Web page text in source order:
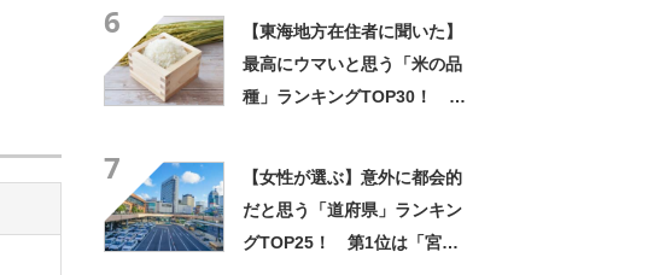
6
【東海地方在住者に聞いた】
最高にウマいと思う「米の品
種」ランキングTOP30！ 第
7
【女性が選ぶ】意外に都会的
だと思う「道府県」ランキン
グTOP25！ 第1位は「宮城